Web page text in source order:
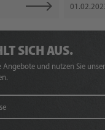
SICH AUS.
Angebote und nutzen Sie